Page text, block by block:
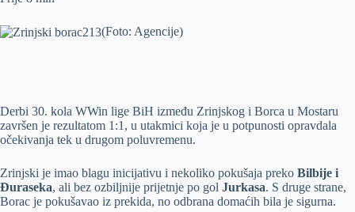
(Foto: Agencije)
Derbi 30. kola WWin lige BiH između Zrinjskog i Borca u Mostaru
završen je rezultatom 1:1, u utakmici koja je u potpunosti opravdala
očekivanja tek u drugom poluvremenu.
Zrinjski je imao blagu inicijativu i nekoliko pokušaja preko Bilbije i
Đuraseka, ali bez ozbiljnije prijetnje po gol Jurkasa. S druge strane,
Borac je pokušavao iz prekida, no odbrana domaćih bila je sigurna.